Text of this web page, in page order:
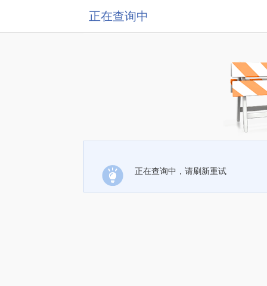
正在查询中
正在查询中，请刷新重试